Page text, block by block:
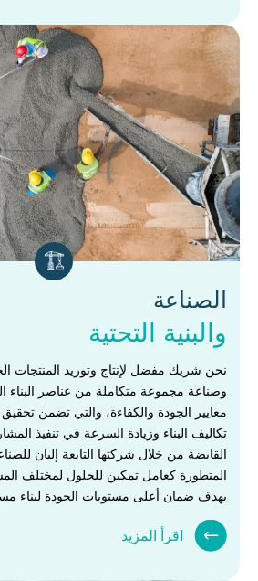
الصناعة
والبنية التحتية
نحن شريك مفضل لإنتاج وتوريد المنتجات
وصناعة مجموعة متكاملة من عناصر البناء
معايير الجودة والكفاءة، والتي تضمن تحقيق
تكاليف البناء وزيادة السرعة في تنفيذ
القابضة من خلال شركتها التابعة إليان
المتطورة كعامل تمكين للحلول لمختلف
بهدف ضمان أعلى مستويات الجودة لبناء
اقرأ المزيد